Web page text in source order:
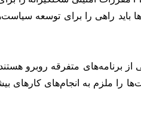
باید راهی را برای توسعه
از برنامه‌های متفرقه روبرو
ملزم به انجام‌های کارهای